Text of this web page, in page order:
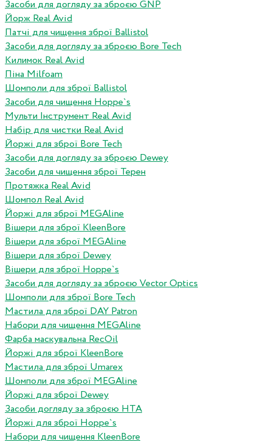
Засоби для догляду за зброєю GNP
Йорж Real Avid
Патчі для чищення зброї Ballistol
Засоби для догляду за зброєю Bore Tech
Килимок Real Avid
Піна Milfoam
Шомполи для зброї Ballistol
Засоби для чищення Hoppe`s
Мульти Інструмент Real Avid
Набір для чистки Real Avid
Йоржі для зброї Bore Tech
Засоби для догляду за зброєю Dewey
Засоби для чищення зброї Терен
Протяжка Real Avid
Шомпол Real Avid
Йоржі для зброї MEGAline
Вішери для зброї KleenBore
Вішери для зброї MEGAline
Вішери для зброї Dewey
Вішери для зброї Hoppe`s
Засоби для догляду за зброєю Vector Optics
Шомполи для зброї Bore Tech
Мастила для зброї DAY Patron
Набори для чищення MEGAline
Фарба маскувальна RecOil
Йоржі для зброї KleenBore
Мастила для зброї Umarex
Шомполи для зброї MEGAline
Йоржі для зброї Dewey
Засоби догляду за зброєю HTA
Йоржі для зброї Hoppe`s
Набори для чищення KleenBore